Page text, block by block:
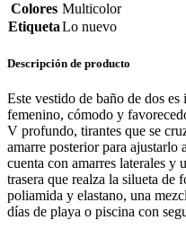
Colores Multicolor
EtiquetaLo nuevo
Descripción de producto
Este vestido de baño de dos
femenino, cómodo y
V profundo, tirantes que se
amarre posterior para
cuenta con amarres laterales y
trasera que realza la silueta de
poliamida y elastano, una
días de playa o piscina con